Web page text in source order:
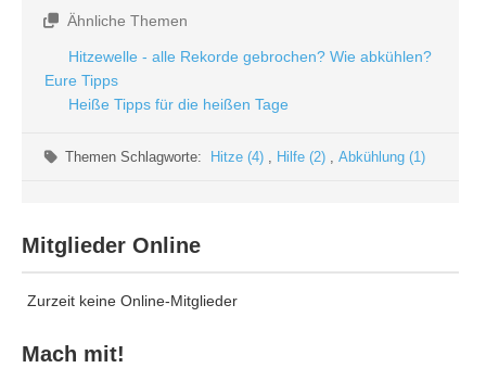
Ähnliche Themen
Hitzewelle - alle Rekorde gebrochen? Wie abkühlen?
Eure Tipps
Heiße Tipps für die heißen Tage
Themen Schlagworte: Hitze (4) , Hilfe (2) , Abkühlung (1)
Mitglieder Online
Zurzeit keine Online-Mitglieder
Mach mit!